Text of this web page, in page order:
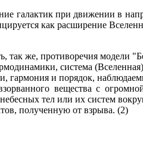
галактик при движении в
как расширение
так же, противоречия модели
система
гармония и порядок,
вещества с
тел или их систем
полученную от взрыва. (2)